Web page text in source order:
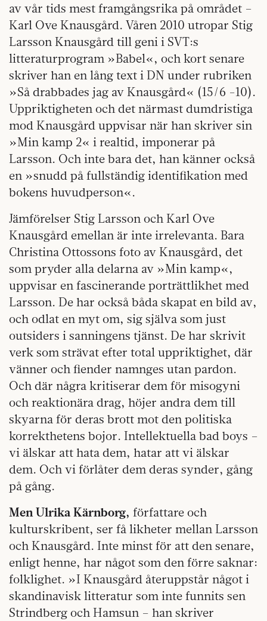
av vår tids mest framgångsrika på området –
Karl Ove Knausgård. Våren 2010 utropar Stig
Larsson Knausgård till geni i SVT:s
litteraturprogram »Babel«, och kort senare
skriver han en lång text i DN under rubriken
»Så drabbades jag av Knausgård« (15/6 -10).
Uppriktigheten och det närmast dumdristiga
mod Knausgård uppvisar när han skriver sin
»Min kamp 2« i realtid, imponerar på
Larsson. Och inte bara det, han känner också
en »snudd på fullständig identifikation med
bokens huvudperson«.
Jämförelser Stig Larsson och Karl Ove
Knausgård emellan är inte irrelevanta. Bara
Christina Ottossons foto av Knausgård, det
som pryder alla delarna av »Min kamp«,
uppvisar en fascinerande porträttlikhet med
Larsson. De har också båda skapat en bild av,
och odlat en myt om, sig själva som just
outsiders i sanningens tjänst. De har skrivit
verk som strävat efter total uppriktighet, där
vänner och fiender namnges utan pardon.
Och där några kritiserar dem för misogyni
och reaktionära drag, höjer andra dem till
skyarna för deras brott mot den politiska
korrekthetens bojor. Intellektuella bad boys –
vi älskar att hata dem, hatar att vi älskar
dem. Och vi förlåter dem deras synder, gång
på gång.
Men Ulrika Kärnborg, författare och
kulturskribent, ser få likheter mellan Larsson
och Knausgård. Inte minst för att den senare,
enligt henne, har något som den förre saknar:
folklighet. »I Knausgård återuppstår något i
skandinavisk litteratur som inte funnits sen
Strindberg och Hamsun – han skriver